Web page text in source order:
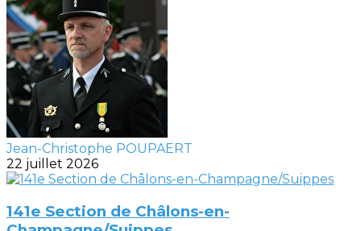
Jean-Christophe POUPAERT
22 juillet 2026
141e Section de Châlons-en-